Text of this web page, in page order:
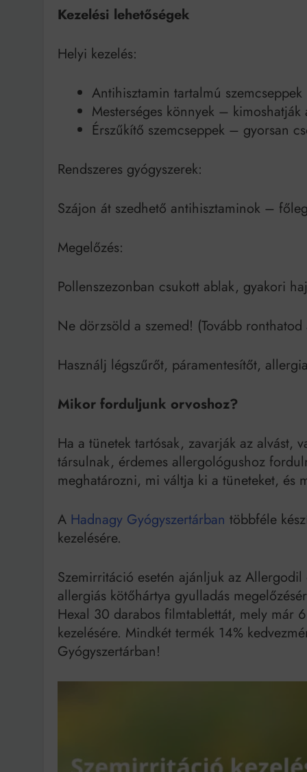
Kezelési lehetőségek
Helyi kezelés:
Antihisztamin tartalmú szemcseppek
Mesterséges könnyek –
Érszűkítő szemcseppek – gyorsan
Rendszeres gyógyszerek:
Szájon át szedhető antihisztaminok –
Megelőzés:
Pollenszezonban csukott ablak, gyakori
Ne dörzsöld a szemed! (Tovább
Használj légszűrőt, páramentesítőt,
Mikor forduljunk orvoshoz?
Ha a tünetek tartósak, zavarják az alvást,
társulnak, érdemes allergológushoz
meghatározni, mi váltja ki a tüneteket, és
A Hadnagy Gyógyszertárban többféle
kezelésére.
Szemirritáció esetén ajánljuk az
allergiás kötőhártya gyulladás
Hexal 30 darabos filmtablettát, mely már
kezelésére. Mindkét termék 14%
Gyógyszertárban!